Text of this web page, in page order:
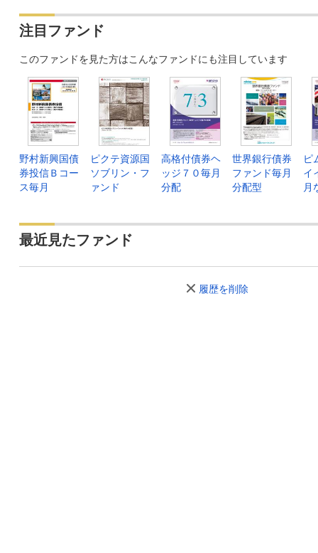
注目ファンド
このファンドを見た方はこんなファンドにも注目しています
野村新興国債
券投信Ｂコー
ス毎月
ピクテ資源国
ソブリン・フ
ァンド
高格付債券ヘ
ッジ７０毎月
分配
世界銀行債券
ファンド毎月
分配型
ピ
イ
月
最近見たファンド
履歴を削除